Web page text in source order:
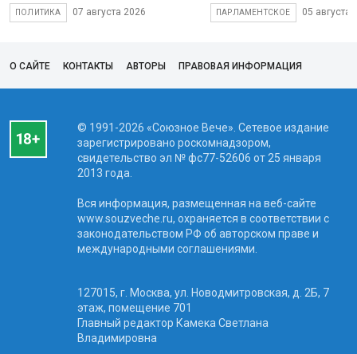
ПОЛИТИКА 07 августа 2026 ПАРЛАМЕНТСКОЕ 05 августа
О САЙТЕ КОНТАКТЫ АВТОРЫ ПРАВОВАЯ ИНФОРМАЦИЯ
© 1991-2026 «Союзное Вече». Сетевое издание
зарегистрировано роскомнадзором,
свидетельство эл № фc77-52606 от 25 января
2013 года.
Вся информация, размещенная на веб-сайте
www.souzveche.ru, охраняется в соответствии с
законодательством РФ об авторском праве и
международными соглашениями.
127015, г. Москва, ул. Новодмитровская, д. 2Б, 7
этаж, помещение 701
Главный редактор Камека Светлана
Владимировна